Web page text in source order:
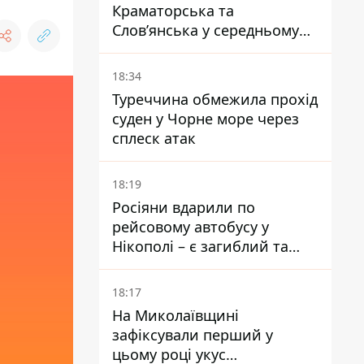
Краматорська та
Слов’янська у середньому
на 10 км - експерт
попередив про посилення
18:34
Туреччина обмежила прохід
суден у Чорне море через
сплеск атак
18:19
Росіяни вдарили по
рейсовому автобусу у
Нікополі – є загиблий та
поранені
18:17
На Миколаївщині
зафіксували перший у
цьому році укус